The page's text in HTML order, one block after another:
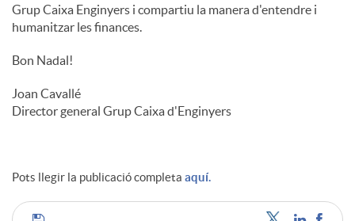
Grup Caixa Enginyers i compartiu la manera d'entendre i
humanitzar les finances.
Bon Nadal!
Joan Cavallé
Director general Grup Caixa d'Enginyers
Pots llegir la publicació completa aquí.